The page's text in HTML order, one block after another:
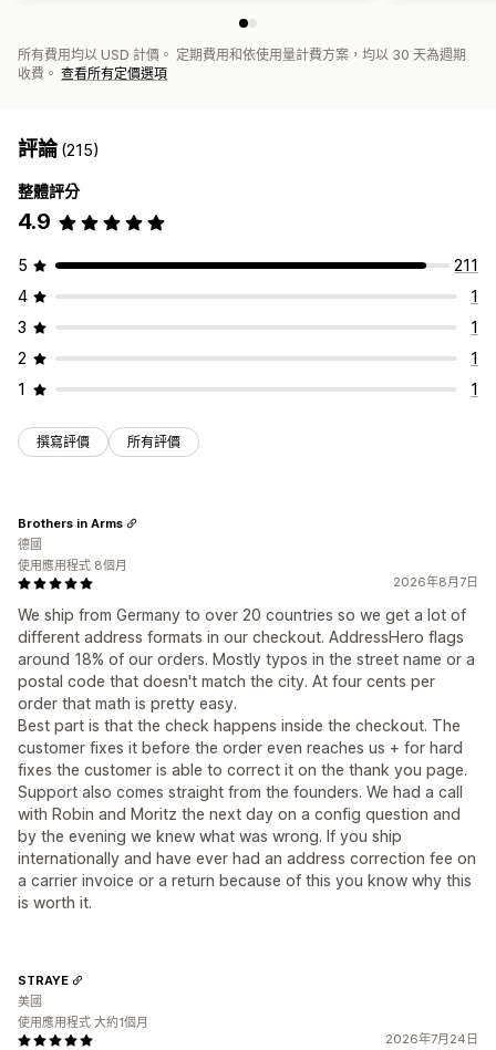
所有費用均以 USD 計價。 定期費用和依使用量計費方案，均以 30 天為週期
收費。 查看所有定價選項
評論(215)
整體評分
4.9
5
211
4
1
3
1
2
1
1
1
撰寫評價 所有評價
2026年8月7日
We ship from Germany to over 20 countries so we get a lot of
different address formats in our checkout. AddressHero flags
around 18% of our orders. Mostly typos in the street name or a
postal code that doesn't match the city. At four cents per
order that math is pretty easy.
Best part is that the check happens inside the checkout. The
customer fixes it before the order even reaches us + for hard
fixes the customer is able to correct it on the thank you page.
Support also comes straight from the founders. We had a call
with Robin and Moritz the next day on a config question and
by the evening we knew what was wrong. If you ship
internationally and have ever had an address correction fee on
a carrier invoice or a return because of this you know why this
is worth it.
Brothers in Arms
德國
使用應用程式 8個月
2026年7月24日
STRAYE
美國
使用應用程式 大約1個月